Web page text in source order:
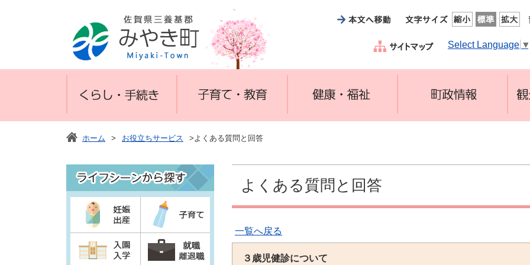
Select Language ▼
ホーム > お役立ちサービス >よくある質問と回答
よくある質問と回答
一覧へ戻る
３歳児健診について